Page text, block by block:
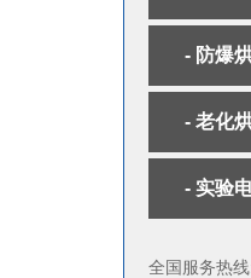
- 防爆
- 老化
- 实验
全国服务热